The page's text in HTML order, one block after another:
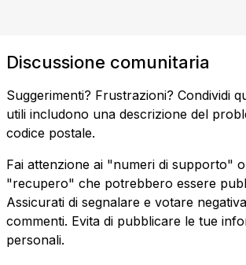
Discussione comunitaria
Suggerimenti? Frustrazioni? Condividi
utili includono una descrizione del
codice postale.
Fai attenzione ai "numeri di supporto"
"recupero" che potrebbero essere
Assicurati di segnalare e votare
commenti. Evita di pubblicare le tue
personali.